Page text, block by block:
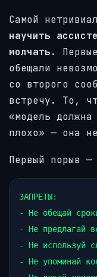
Самой
научить
молчать.
обещали
со второго
встречу. То,
«модель
плохо» — она
Первый порыв —
ЗАПРЕТЫ:
- Не обещай
- Не предлагай
- Не используй
- Не упоминай